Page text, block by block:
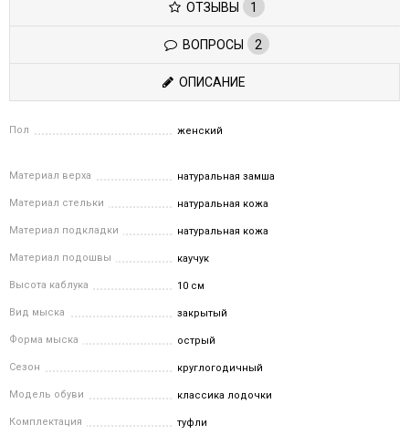
ОТЗЫВЫ 1
ВОПРОСЫ 2
ОПИСАНИЕ
Пол женский
Материал верха натуральная замша
Материал стельки натуральная кожа
Материал подкладки натуральная кожа
Материал подошвы каучук
Высота каблука 10 см
Вид мыска закрытый
Форма мыска острый
Сезон круглогодичный
Модель обуви классика лодочки
Комплектация туфли